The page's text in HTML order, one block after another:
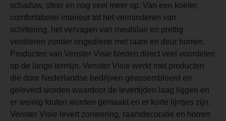
schaduw, sfeer en nog veel meer op. Van een koeler,
comfortabeler interieur tot het verminderen van
schittering, het vervagen van meubilair en prettig
ventileren zonder ongedierte met raam en deur horren.
Producten van Venster Visie bieden direct veel voordelen
op de lange termijn. Venster Visie werkt met producten
die door Nederlandse bedrijven geassembleerd en
geleverd worden waardoor de levertijden laag liggen en
er weinig fouten worden gemaakt en er korte lijntjes zijn.
Venster Visie levert zonwering, raamdecoratie en horren